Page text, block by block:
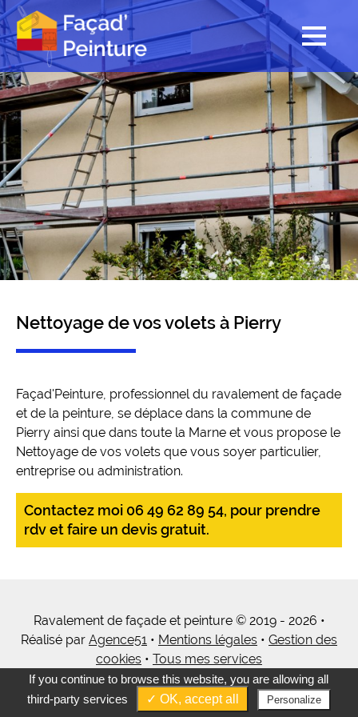
Nettoyage de vos volets à Pierry
Façad'Peinture, professionnel du ravalement de façade
et de la peinture, se déplace dans la commune de
Pierry ainsi que dans toute la Marne et vous propose le
Nettoyage de vos volets que vous soyer particulier,
entreprise ou administration.
Contactez moi 06 49 62 89 54, pour prendre
rdv et faire un devis gratuit.
Ravalement de façade et peinture © 2019 - 2026 •
Réalisé par Agence51 • Mentions légales • Gestion des
cookies • Tous mes services
If you continue to browse this website, you are allowing all
third-party services
✓ OK, accept all Personalize